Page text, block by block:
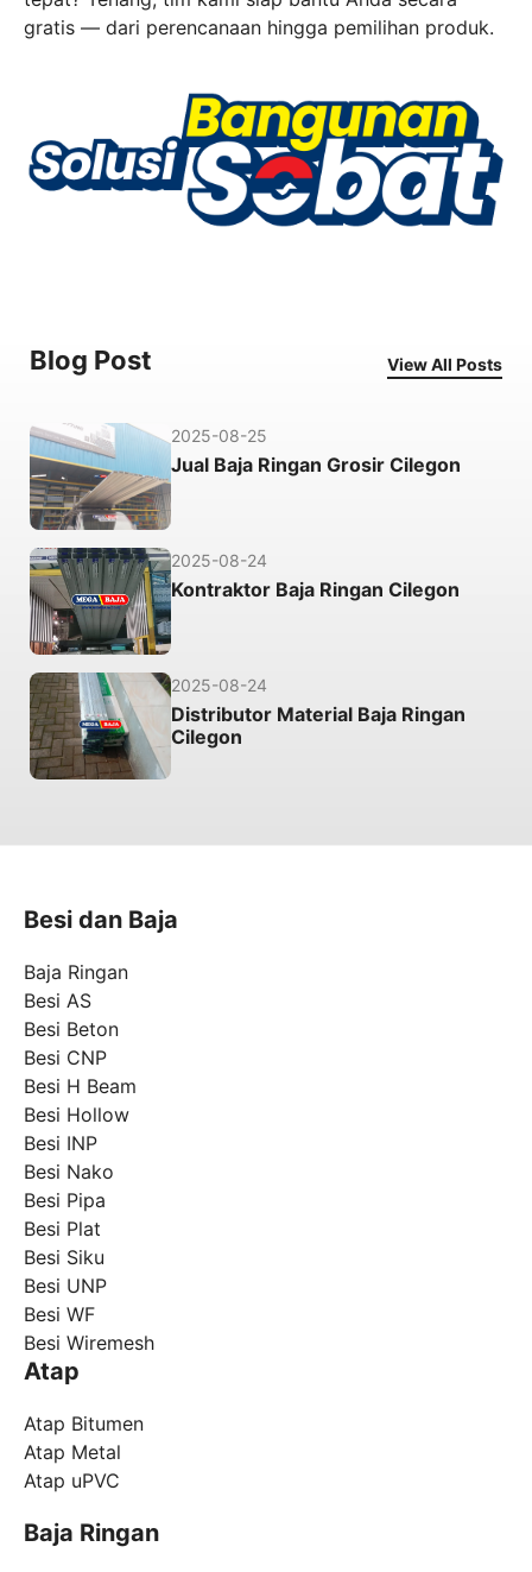
gratis — dari perencanaan hingga pemilihan produk.
Blog Post View All Posts
2025-08-25
Jual Baja Ringan Grosir Cilegon
2025-08-24
Kontraktor Baja Ringan Cilegon
2025-08-24
Distributor Material Baja Ringan
Cilegon
Besi dan Baja
Baja Ringan
Besi AS
Besi Beton
Besi CNP
Besi H Beam
Besi Hollow
Besi INP
Besi Nako
Besi Pipa
Besi Plat
Besi Siku
Besi UNP
Besi WF
Besi Wiremesh
Atap
Atap Bitumen
Atap Metal
Atap uPVC
Baja Ringan